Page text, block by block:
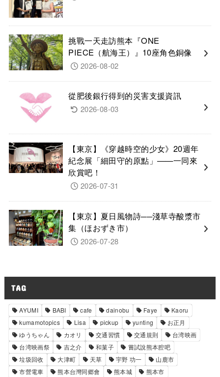
挑戰一天走訪熊本『ONE
PIECE（航海王）』10座角色銅像
2026-08-02
從肥後銀行得到的災害支援資訊
2026-08-03
【東京】《穿越時空的少女》20週年
紀念展「細田守的原點」——一同來
欣賞吧！
2026-07-31
【東京】夏日風物詩──淺草寺酸漿市
集（ほおずき市）
2026-07-28
TAG
AYUMI BABI cafe dainobu Faye
Kaoru
kumamotopics
Lisa pickup yunting
お正月
ゆうちゃん
カオリ 交通習慣 交通規則
台湾映画
台湾映画祭
吉之介 和菓子
嘗試說熊本腔吧
垃圾回收
大津町 天草 宇野 功一
山鹿市
市營電車
熊本台灣同郷會 熊本城
熊本市